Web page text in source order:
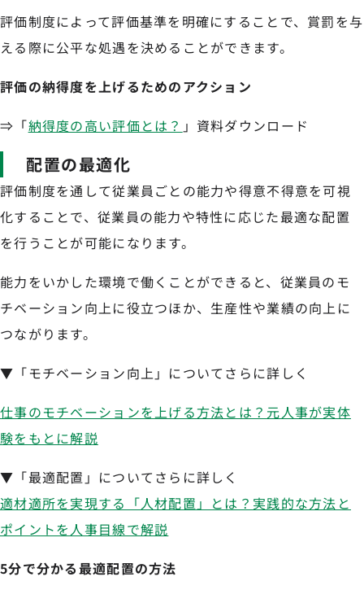
評価制度によって評価基準を明確にすることで、賞罰を与
える際に公平な処遇を決めることができます。
評価の納得度を上げるためのアクション
⇒「納得度の高い評価とは？ 」資料ダウンロード
配置の最適化
評価制度を通して従業員ごとの能力や得意不得意を可視
化することで、従業員の能力や特性に応じた最適な配置
を行うことが可能になります。
能力をいかした環境で働くことができると、従業員のモ
チベーション向上に役立つほか、生産性や業績の向上に
つながります。
▼「モチベーション向上」についてさらに詳しく
仕事のモチベーションを上げる方法とは？元人事が実体
験をもとに解説
▼「最適配置」についてさらに詳しく
適材適所を実現する「人材配置」とは？実践的な方法と
ポイントを人事目線で解説
5分で分かる最適配置の方法